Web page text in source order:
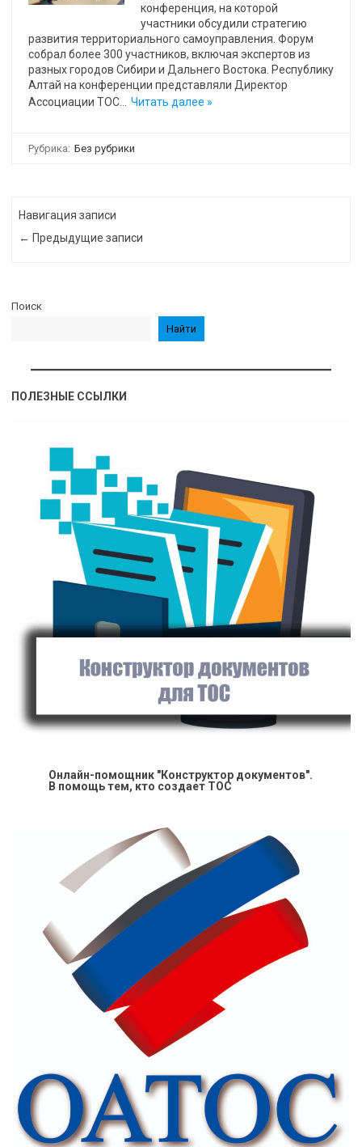
конференция, на которой
участники обсудили стратегию
развития территориального самоуправления. Форум
собрал более 300 участников, включая экспертов из
разных городов Сибири и Дальнего Востока. Республику
Алтай на конференции представляли Директор
Ассоциации ТОС…
Читать далее »
Рубрика: Без рубрики
Навигация записи
← Предыдущие записи
Поиск
Найти
ПОЛЕЗНЫЕ ССЫЛКИ
Онлайн-помощник "Конструктор документов".
В помощь тем, кто создает ТОС